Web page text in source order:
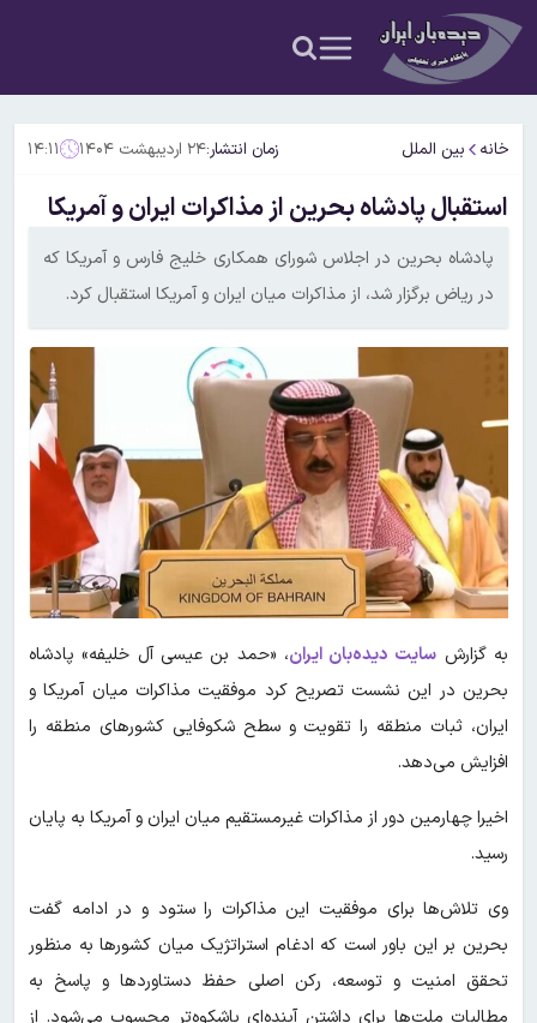
خانه بین الملل زمان انتشار:۲۴ اردیبهشت ۱۴۰۴ ۱۴:۱۱
استقبال پادشاه بحرین از مذاکرات ایران و آمریکا
پادشاه بحرین در اجلاس شورای همکاری خلیج فارس و آمریکا که
در ریاض برگزار شد، از مذاکرات میان ایران و آمریکا استقبال کرد.
به گزارش سایت دیده‌بان ایران، «حمد بن عیسی آل خلیفه» پادشاه
بحرین در این نشست تصریح کرد موفقیت مذاکرات میان آمریکا و
ایران، ثبات منطقه را تقویت و سطح شکوفایی کشورهای منطقه را
افزایش می‌دهد.
اخیرا چهارمین دور از مذاکرات غیرمستقیم میان ایران و آمریکا به پایان
رسید.
وی تلاش‌ها برای موفقیت این مذاکرات را ستود و در ادامه گفت
بحرین بر این باور است که ادغام استراتژیک میان کشورها به منظور
تحقق امنیت و توسعه، رکن اصلی حفظ دستاوردها و پاسخ به